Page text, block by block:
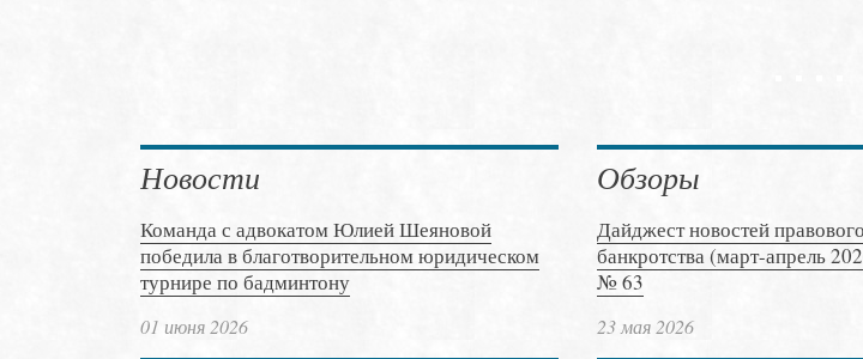
Новости
Команда с адвокатом Юлией Шеяновой
победила в благотворительном юридическом
турнире по бадминтону
01 июня 2026
Обзоры
Дайджест новостей
банкротства (март-апрель
№ 63
23 мая 2026